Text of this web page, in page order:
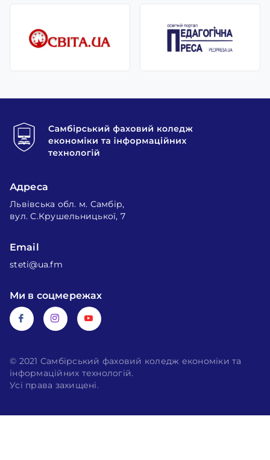
Адреса
Львівська обл. м. Самбір,
вул. С.Крушельницької, 7
Email
steti@ua.fm
Ми в соцмережах
© 2021 Самбірський фаховий коледж економіки та
інформаційних технологій.
Усі права захищені.